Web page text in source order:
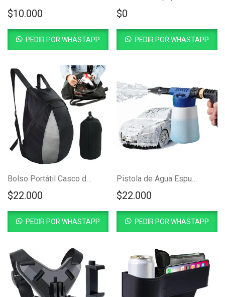
$10.000
PEDIR POR WHASTAPP
$0
PEDIR POR WHASTAPP
$22.000
PEDIR POR WHASTAPP
$22.000
PEDIR POR WHASTAPP